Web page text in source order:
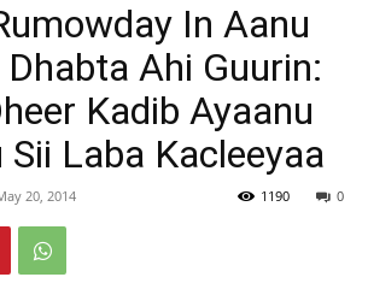
In Aanu
Ahi Guurin:
Kadib Ayaanu
Sii Laba Kacleeyaa
20, 2014 0
1190